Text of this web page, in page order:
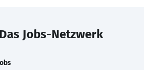
Jobs-Netzwerk